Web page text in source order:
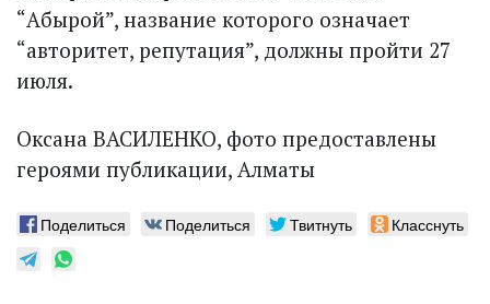
“Абырой”, название которого означает
“авторитет, репутация”, должны пройти 27
июля.
Оксана ВАСИЛЕНКО, фото предоставлены
героями публикации, Алматы
Поделиться Поделиться Твитнуть Класснуть